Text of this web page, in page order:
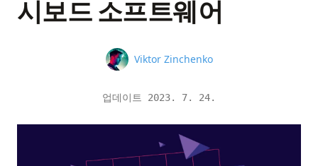
시보드 소프트웨어
Name
Viktor Zinchenko
업데이트 2023. 7. 24.